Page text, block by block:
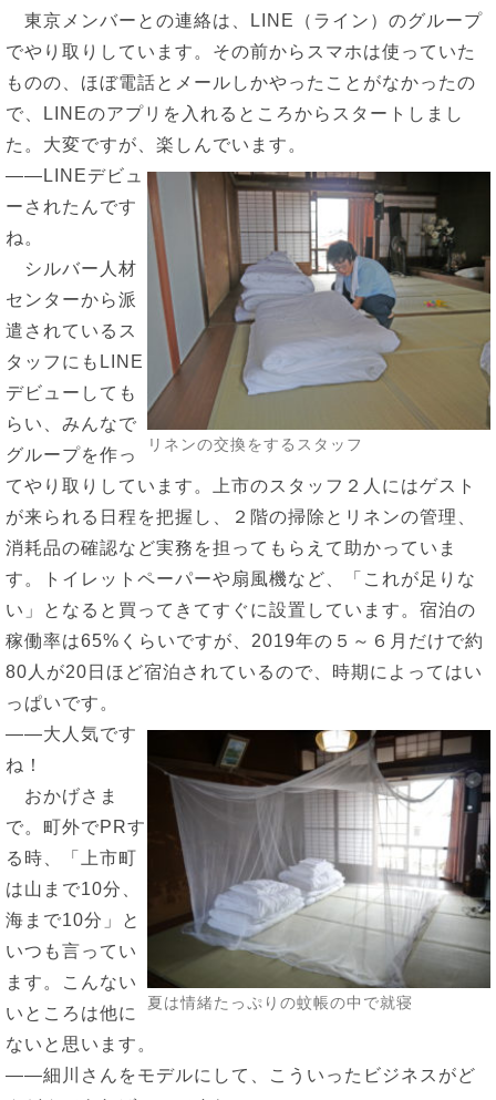
東京メンバーとの連絡は、LINE（ライン）のグループ
でやり取りしています。その前からスマホは使っていた
ものの、ほぼ電話とメールしかやったことがなかったの
で、LINEのアプリを入れるところからスタートしまし
た。大変ですが、楽しんでいます。
リネンの交換をするスタッフ
――LINEデビュ
ーされたんです
ね。
シルバー人材
センターから派
遣されているス
タッフにもLINE
デビューしても
らい、みんなで
グループを作っ
てやり取りしています。上市のスタッフ２人にはゲスト
が来られる日程を把握し、２階の掃除とリネンの管理、
消耗品の確認など実務を担ってもらえて助かっていま
す。トイレットペーパーや扇風機など、「これが足りな
い」となると買ってきてすぐに設置しています。宿泊の
稼働率は65%くらいですが、2019年の５～６月だけで約
80人が20日ほど宿泊されているので、時期によってはい
っぱいです。
夏は情緒たっぷりの蚊帳の中で就寝
――大人気です
ね！
おかげさま
で。町外でPRす
る時、「上市町
は山まで10分、
海まで10分」と
いつも言ってい
ます。こんない
いところは他に
ないと思います。
――細川さんをモデルにして、こういったビジネスがど